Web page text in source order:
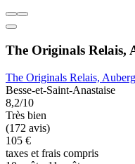
The Originals Relais,
The Originals Relais,
Besse-et-Saint-Anastaise
8,2/10
Très bien
(172 avis)
105 €
taxes et frais compris